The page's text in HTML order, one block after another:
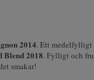
2014. Ett
2018. Fylligt och
smakar!